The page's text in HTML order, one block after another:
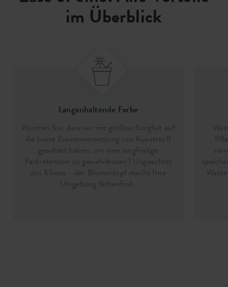
im Überblick
Langanhaltende Farbe
Wussten Sie, dass wir mit größter Sorgfalt auf
die beste Zusammensetzung von Kunststoff
geachtet haben, um eine langfristige
Farbretention zu gewährleisten? Ungeachtet
des Klimas - der Blumentopf macht Ihre
Umgebung farbenfroh.